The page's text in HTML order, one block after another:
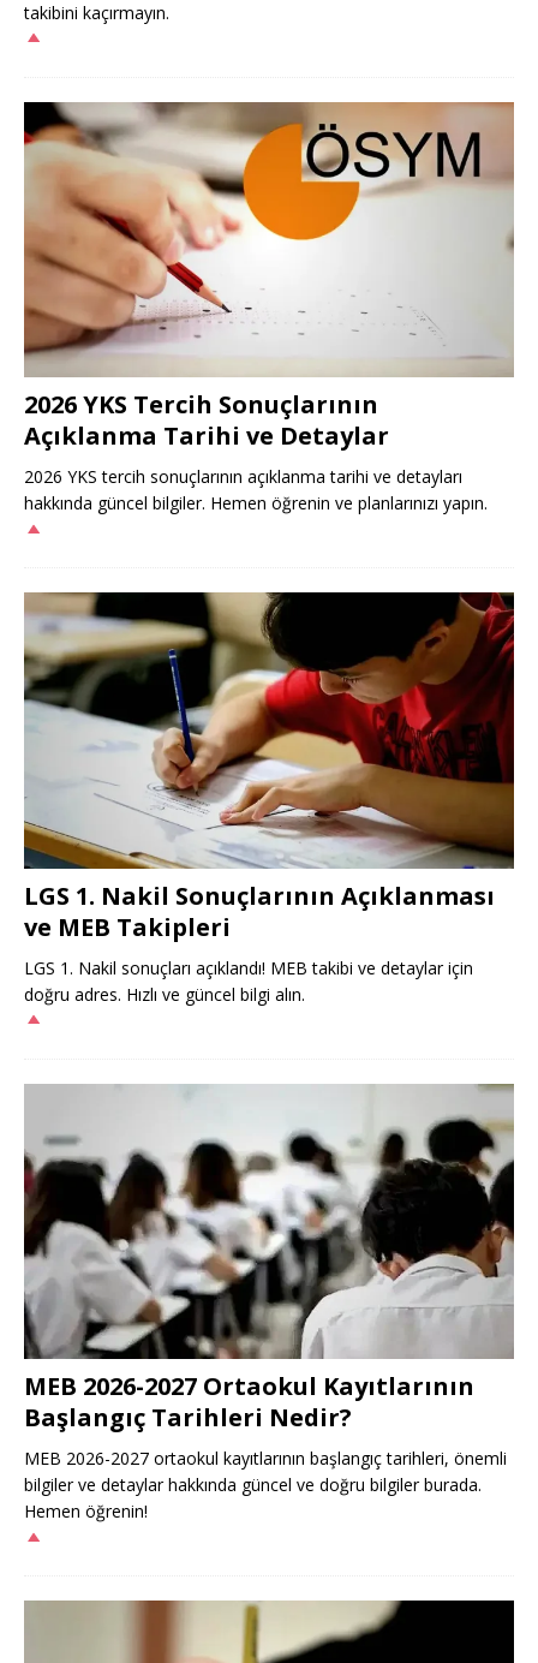
takibini kaçırmayın.
2026 YKS Tercih Sonuçlarının
Açıklanma Tarihi ve Detaylar
2026 YKS tercih sonuçlarının açıklanma tarihi ve detayları
hakkında güncel bilgiler. Hemen öğrenin ve planlarınızı yapın.
LGS 1. Nakil Sonuçlarının Açıklanması
ve MEB Takipleri
LGS 1. Nakil sonuçları açıklandı! MEB takibi ve detaylar için
doğru adres. Hızlı ve güncel bilgi alın.
MEB 2026-2027 Ortaokul Kayıtlarının
Başlangıç Tarihleri Nedir?
MEB 2026-2027 ortaokul kayıtlarının başlangıç tarihleri, önemli
bilgiler ve detaylar hakkında güncel ve doğru bilgiler burada.
Hemen öğrenin!